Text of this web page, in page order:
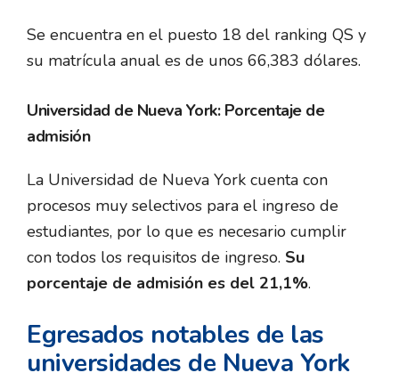
Se encuentra en el puesto 18 del ranking QS y
su matrícula anual es de unos 66,383 dólares.
Universidad de Nueva York: Porcentaje de
admisión
La Universidad de Nueva York cuenta con
procesos muy selectivos para el ingreso de
estudiantes, por lo que es necesario cumplir
con todos los requisitos de ingreso. Su
porcentaje de admisión es del 21,1%.
Egresados notables de las
universidades de Nueva York